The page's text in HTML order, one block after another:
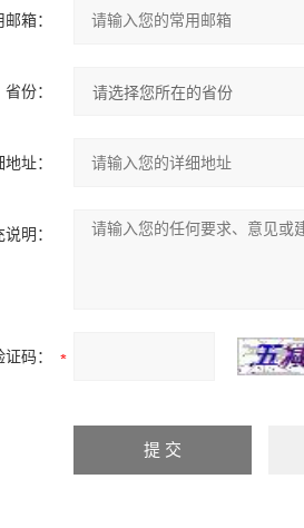
箱：
省份：
址：
明：
证码：